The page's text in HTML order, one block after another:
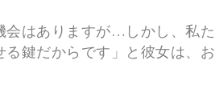
会はありますが…しかし、私
鍵だからです」と彼女は、